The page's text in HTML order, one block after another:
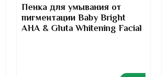
Пенка для умывания от
пигментации Baby Bright
AHA & Gluta Whitening Facial